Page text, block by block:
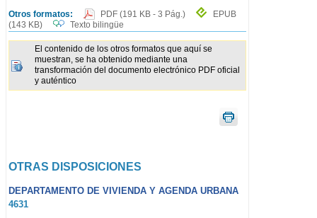
Otros formatos: PDF (191 KB - 3 Pág.)
EPUB
(143 KB)
Texto bilingüe
El contenido de los otros formatos que aquí se
muestran, se ha obtenido mediante una
transformación del documento electrónico PDF oficial
y auténtico
OTRAS DISPOSICIONES
DEPARTAMENTO DE VIVIENDA Y AGENDA URBANA
4631